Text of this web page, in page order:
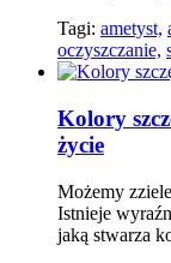
Tagi: ametyst,
oczyszczanie,
Kolory
życie
Możemy
Istnieje
jaką stwarza